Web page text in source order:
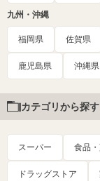
九州・沖縄
福岡県 佐賀県
鹿児島県 沖縄県
カテゴリから探す
スーパー 食品
ドラッグストア